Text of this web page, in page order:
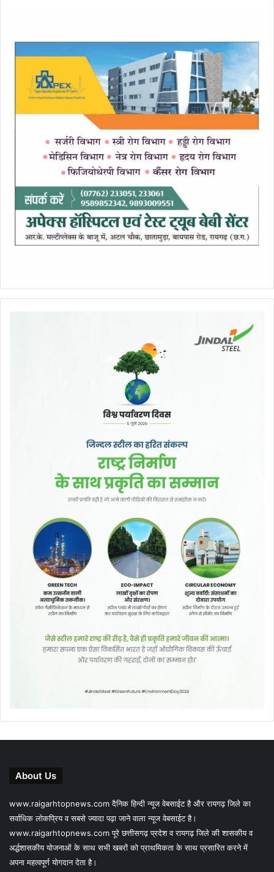
About Us
www.raigarhtopnews.com दैनिक हिन्दी न्यूज वेबसाईट है और रायगढ़ जिले का
सर्वाधिक लोकप्रिय व सबसे ज्यादा पढ़ा जाने वाला न्यूज वेबसाईट है।
www.raigarhtopnews.com पूरे छत्तीसगढ़ प्रदेश व रायगढ़ जिले की शासकीय व
अर्द्धशासकीय योजनाओं के साथ सभी खबरों को प्राथमिकता के साथ प्रसारित करने में
अपना महत्वपूर्ण योगदान देता है।